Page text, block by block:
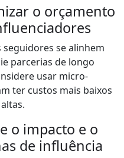
o orçamento
se alinhem
parcerias de longo
usar micro-
ter custos mais baixos
o impacto e o
de influência